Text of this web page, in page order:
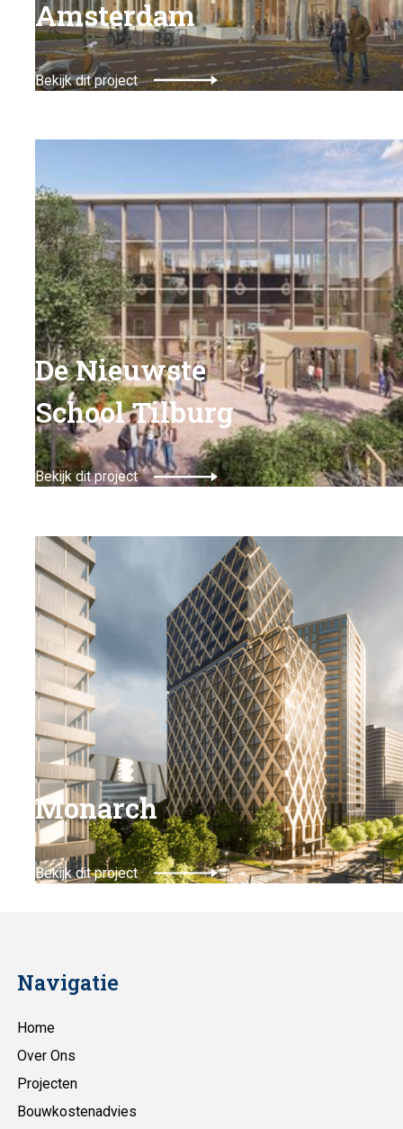
Amsterdam
Bekijk dit project
De Nieuwste
School Tilburg
Bekijk dit project
Monarch
Bekijk dit project
Navigatie
Home
Over Ons
Projecten
Bouwkostenadvies